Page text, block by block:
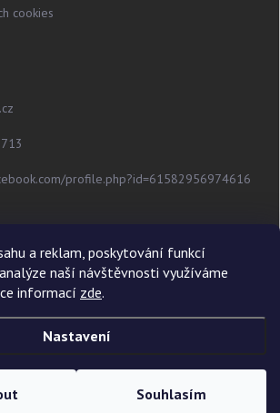
a reklam, poskytování funkcí
naší návštěvnosti využíváme
informací zde.
Nastavení
Souhlasím
cookies
profile.php?id=61582956974616
@Yerabina
. Všechna práva vyhrazena.Upravit nastavení